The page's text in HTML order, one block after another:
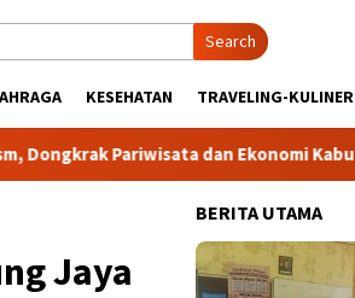
Search
KESEHATAN TRAVELING-KULINER
dan Ekonomi Kabupaten Bogor
Jaya
BERITA UTAMA